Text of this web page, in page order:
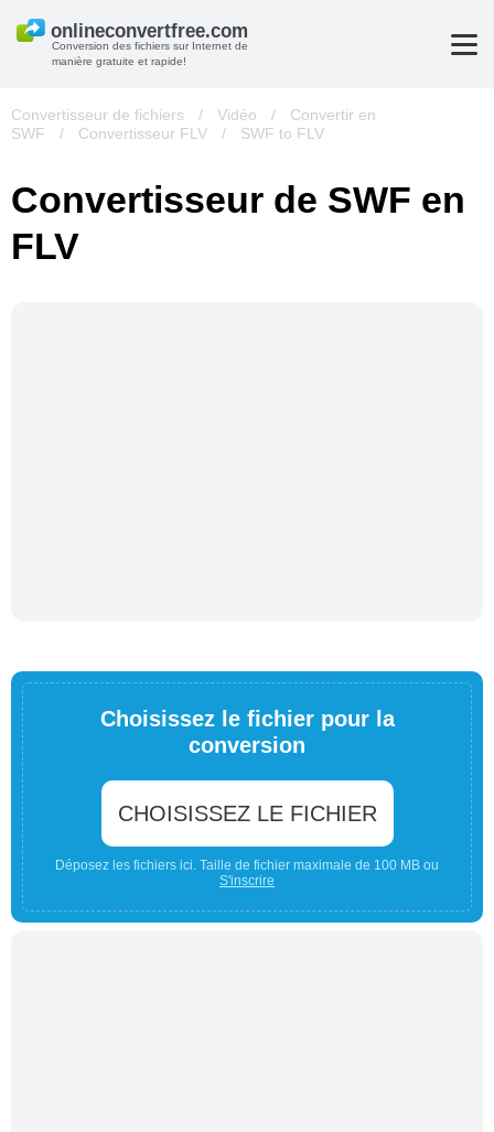
Conversion des fichiers sur Internet de
manière gratuite et rapide!
Convertisseur de fichiers / Vidéo /
Convertir en
SWF
/ Convertisseur FLV / SWF to FLV
Convertisseur de SWF en
FLV
Choisissez le fichier pour la
conversion
CHOISISSEZ LE FICHIER
Déposez les fichiers ici. Taille de fichier maximale de 100 MB ou
S'inscrire